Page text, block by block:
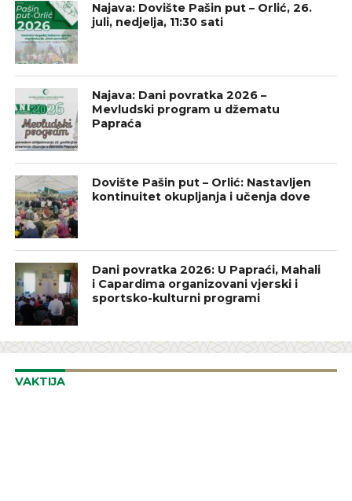
Najava: Dovište Pašin put – Orlić, 26.
juli, nedjelja, 11:30 sati
Najava: Dani povratka 2026 –
Mevludski program u džematu
Papraća
Dovište Pašin put – Orlić: Nastavljen
kontinuitet okupljanja i učenja dove
Dani povratka 2026: U Papraći, Mahali
i Capardima organizovani vjerski i
sportsko-kulturni programi
VAKTIJA